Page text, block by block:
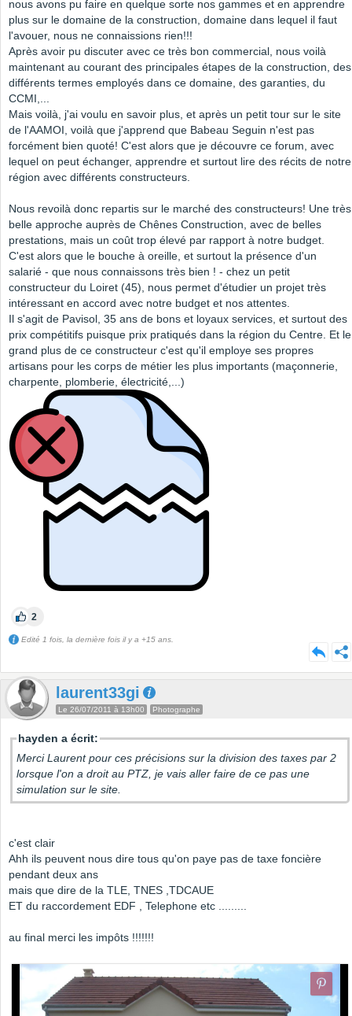
nous avons pu faire en quelque sorte nos gammes et en apprendre
plus sur le domaine de la construction, domaine dans lequel il faut
l'avouer, nous ne connaissions rien!!!
Après avoir pu discuter avec ce très bon commercial, nous voilà
maintenant au courant des principales étapes de la construction, des
différents termes employés dans ce domaine, des garanties, du
CCMI,...
Mais voilà, j'ai voulu en savoir plus, et après un petit tour sur le site
de l'AAMOI, voilà que j'apprend que Babeau Seguin n'est pas
forcément bien quoté! C'est alors que je découvre ce forum, avec
lequel on peut échanger, apprendre et surtout lire des récits de notre
région avec différents constructeurs.
Nous revoilà donc repartis sur le marché des constructeurs! Une très
belle approche auprès de Chênes Construction, avec de belles
prestations, mais un coût trop élevé par rapport à notre budget.
C'est alors que le bouche à oreille, et surtout la présence d'un
salarié - que nous connaissons très bien ! - chez un petit
constructeur du Loiret (45), nous permet d'étudier un projet très
intéressant en accord avec notre budget et nos attentes.
Il s'agit de Pavisol, 35 ans de bons et loyaux services, et surtout des
prix compétitifs puisque prix pratiqués dans la région du Centre. Et le
grand plus de ce constructeur c'est qu'il employe ses propres
artisans pour les corps de métier les plus importants (maçonnerie,
charpente, plomberie, électricité,...)
2
Edité 1 fois, la dernière fois il y a +15 ans.
laurent33gi
Le 26/07/2011 à 13h00 Photographe
hayden a écrit:
Merci Laurent pour ces précisions sur la division des taxes par 2
lorsque l'on a droit au PTZ, je vais aller faire de ce pas une
simulation sur le site.
c'est clair
Ahh ils peuvent nous dire tous qu'on paye pas de taxe foncière
pendant deux ans
mais que dire de la TLE, TNES ,TDCAUE
ET du raccordement EDF , Telephone etc .........
au final merci les impôts !!!!!!!